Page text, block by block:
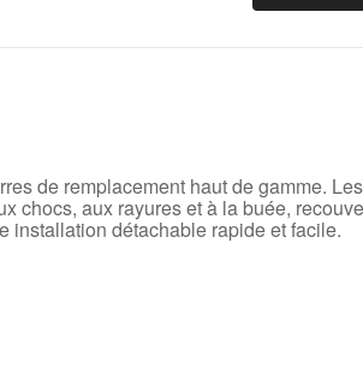
de remplacement haut de gamme.
chocs, aux rayures et à la buée,
installation détachable rapide et facile.